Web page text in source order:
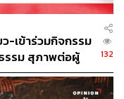
-เข้าร่วมกิจกรรม
รรม สุภาพต่อผู้
132